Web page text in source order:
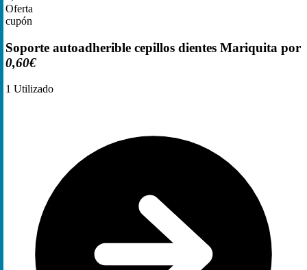
Oferta
cupón
Soporte autoadherible cepillos dientes Mariquita por
0,60€
1 Utilizado